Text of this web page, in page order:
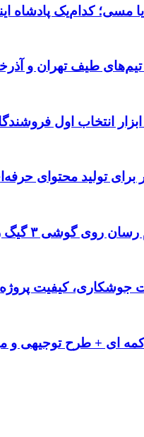
مسی؛ کدام‌یک پادشاه
تیم‌های طیف تهران و
انتخاب اول
واقعا اثر دارد؟ یک آزمون خانگی
جوشکاری، کیفیت
دکمه ای + طرح توجیهی و